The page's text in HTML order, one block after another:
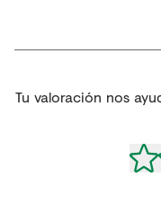
Tu valoración nos